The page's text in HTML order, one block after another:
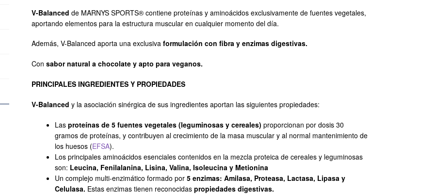
V-Balanced de MARNYS SPORTS® contiene proteínas y aminoácidos exclusivamente de fuentes vegetales,
aportando elementos para la estructura muscular en cualquier momento del día.
Además, V-Balanced aporta una exclusivaformulación con fibra y enzimas digestivas.
Consabor natural a chocolate y apto para veganos.
PRINCIPALES INGREDIENTES Y PROPIEDADES
V-Balanced y la asociación sinérgica de sus ingredientes aportan las siguientes propiedades:
Lasproteínas de 5 fuentes vegetales (leguminosas y cereales) proporcionan por dosis 30
gramos de proteínas, y contribuyen al crecimiento de la masa muscular y al normal mantenimiento de
los huesos (EFSA).
Los principales aminoácidos esenciales contenidos en la mezcla proteica de cereales y leguminosas
son: Leucina, Fenilalanina, Lisina, Valina, Isoleucina y Metionina
Un complejo multi-enzimático formado por5 enzimas: Amilasa, Proteasa, Lactasa, Lipasa y
Celulasa. Estas enzimas tienen reconocidaspropiedades digestivas.